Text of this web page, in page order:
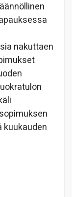
nakuttaen
kuukauden